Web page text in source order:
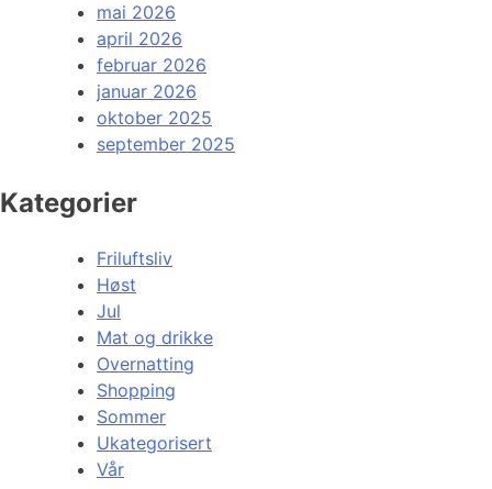
mai 2026
april 2026
februar 2026
januar 2026
oktober 2025
september 2025
Kategorier
Friluftsliv
Høst
Jul
Mat og drikke
Overnatting
Shopping
Sommer
Ukategorisert
Vår